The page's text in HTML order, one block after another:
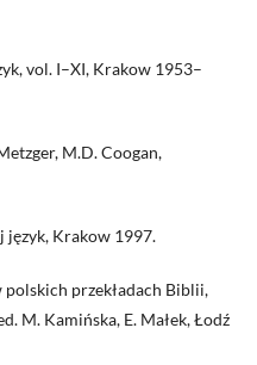
vol. I–XI, Krakow 1953–
M.D. Coogan,
język, Krakow 1997.
polskich przekładach Biblii,
M. Kamińska, E. Małek, Łodź